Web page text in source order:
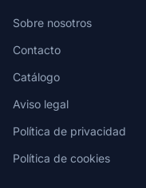
Sobre nosotros
Contacto
Catálogo
Aviso legal
Política de privacidad
Política de cookies